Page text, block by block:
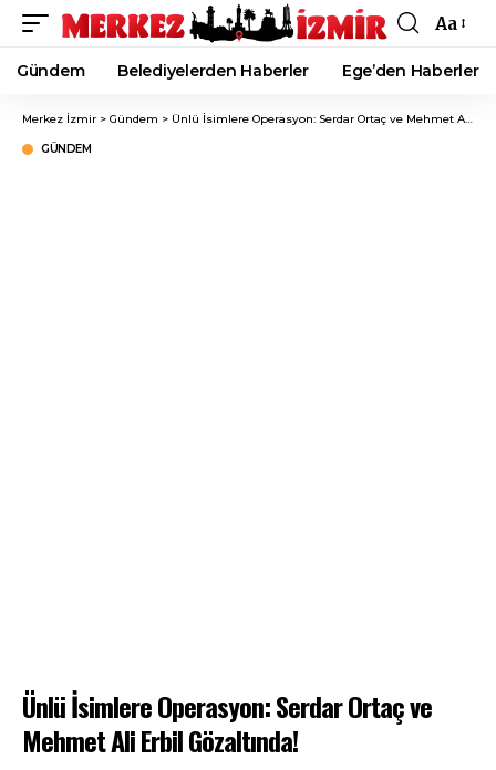
Font
Resizer
Aa
Gündem Belediyelerden Haberler Ege’den Haberler
Merkez İzmir > Gündem > Ünlü İsimlere Operasyon: Serdar Ortaç ve Mehmet Ali Erbil Gözaltında!
GÜNDEM
Ünlü İsimlere Operasyon: Serdar Ortaç ve
Mehmet Ali Erbil Gözaltında!